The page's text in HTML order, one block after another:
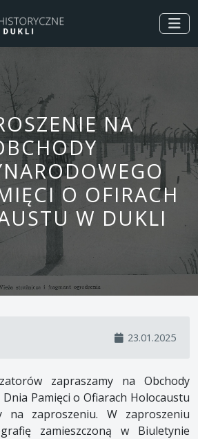
NA
O OFIRACH
W DUKLI
23.01.2025
zapraszamy na Obchody
Pamięci o Ofiarach Holocaustu
na zaproszeniu. W zaproszeniu
zamieszczoną w Biuletynie